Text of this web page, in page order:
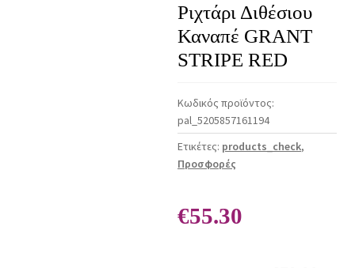
Ριχτάρι Διθέσιου
Καναπέ GRANT
STRIPE RED
Κωδικός προϊόντος:
pal_5205857161194
Ετικέτες: products_check,
Προσφορές
€55.30